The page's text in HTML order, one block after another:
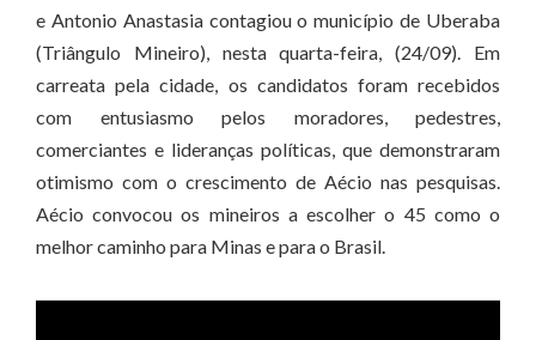
e Antonio Anastasia contagiou o município de Uberaba
(Triângulo Mineiro), nesta quarta-feira, (24/09). Em
carreata pela cidade, os candidatos foram recebidos
com entusiasmo pelos moradores, pedestres,
comerciantes e lideranças políticas, que demonstraram
otimismo com o crescimento de Aécio nas pesquisas.
Aécio convocou os mineiros a escolher o 45 como o
melhor caminho para Minas e para o Brasil.